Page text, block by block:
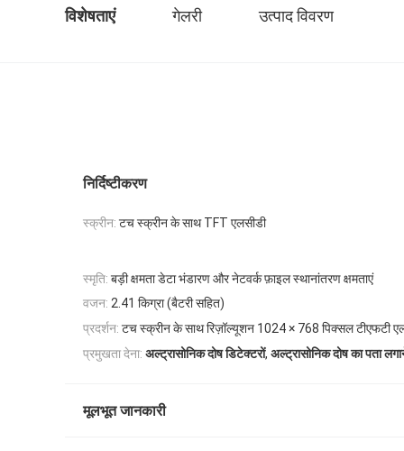
विशेषताएं गेलरी उत्पाद विवरण
निर्दिष्टीकरण
स्क्रीन: टच स्क्रीन के साथ TFT एलसीडी
स्मृति: बड़ी क्षमता डेटा भंडारण और नेटवर्क फ़ाइल स्थानांतरण क्षमताएं
वजन: 2.41 किग्रा (बैटरी सहित)
प्रदर्शन: टच स्क्रीन के साथ रिज़ॉल्यूशन 1024 × 768 पिक्सल टीएफटी
प्रमुखता देना: अल्ट्रासोनिक दोष डिटेक्टरों, अल्ट्रासोनिक दोष का पता
मूलभूत जानकारी